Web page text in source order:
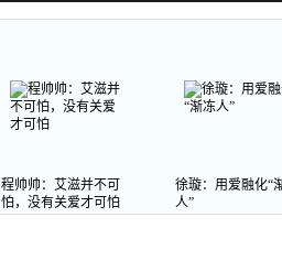
程帅帅：艾滋并不可
怕，没有关爱才可怕
徐璇：用爱融化“
人”